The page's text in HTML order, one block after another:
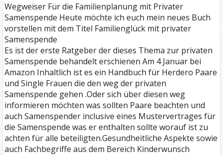
Wegweiser Für die Familienplanung mit Privater
Samenspende Heute möchte ich euch mein neues Buch
vorstellen mit dem Titel Familienglück mit privater
Samenspende
Es ist der erste Ratgeber der dieses Thema zur privaten
Samenspende behandelt erschienen Am 4 Januar bei
Amazon Inhaltlich ist es ein Handbuch für Herdero Paare
und Single Frauen die den weg der privaten
Samenspende gehen .Oder sich über diesen weg
informieren möchten was sollten Paare beachten und
auch Samenspender inclusive eines Mustervertrages für
die Samenspende was er enthalten sollte worauf ist zu
achten für alle beteiligten.Gesundheitliche Aspekte sowie
auch Fachbegriffe aus dem Bereich Kinderwunsch